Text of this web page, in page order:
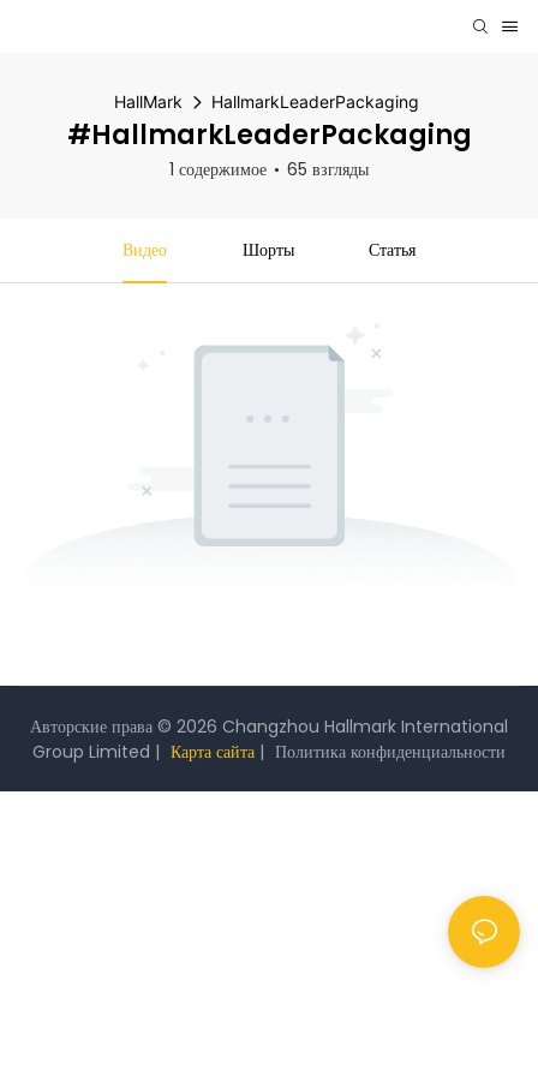
HallMark HallmarkLeaderPackaging
#HallmarkLeaderPackaging
1 содержимое 65 взгляды
Видео Шорты Статья
Авторские права © 2026 Changzhou Hallmark International
Group Limited | Карта сайта | Политика конфиденциальности